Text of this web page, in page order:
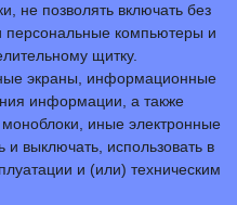
не позволять включать без
персональные компьютеры и
щитку.
экраны, информационные
информации, а также
иные электронные
выключать, использовать в
и (или) техническим